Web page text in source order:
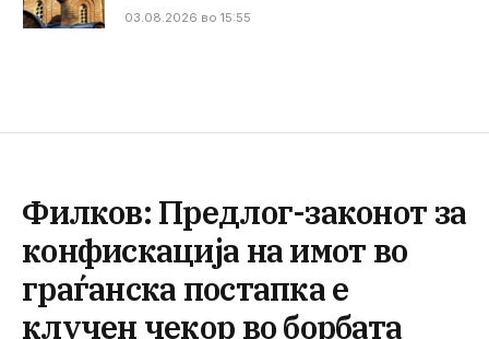
03.08.2026 во 15:55
Филков: Предлог-законот за
конфискација на имот во
граѓанска постапка е
клучен чекор во борбата